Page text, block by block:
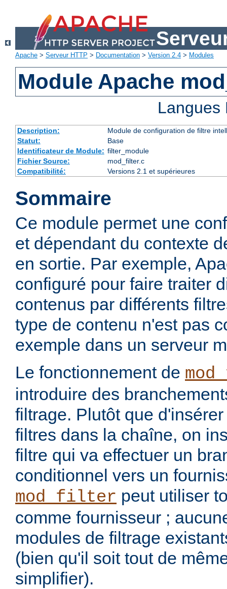
Apache > Serveur HTTP > Documentation > Version 2.4 > Modules
Module Apache
Description:
Module de configuration de filtre
Statut:
Base
Identificateur de Module: filter_module
Fichier Source:
mod_filter.c
Compatibilité:
Versions 2.1 et supérieures
Sommaire
Ce module permet une
et dépendant du contexte
en sortie. Par exemple,
configuré pour faire traiter
contenus par différents
type de contenu n'est pas
exemple dans un serveur
Le fonctionnement de
introduire des
filtrage. Plutôt que
filtres dans la chaîne, on
filtre qui va effectuer un
conditionnel vers un
mod_filter peut utiliser
comme fournisseur ;
modules de filtrage
(bien qu'il soit tout de
simplifier).